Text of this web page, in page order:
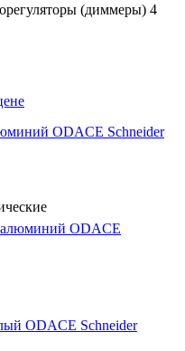
(диммеры) 4
ODACE Schneider
ODACE Schneider